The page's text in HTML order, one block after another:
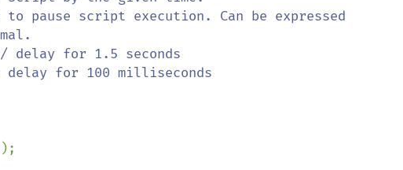
);